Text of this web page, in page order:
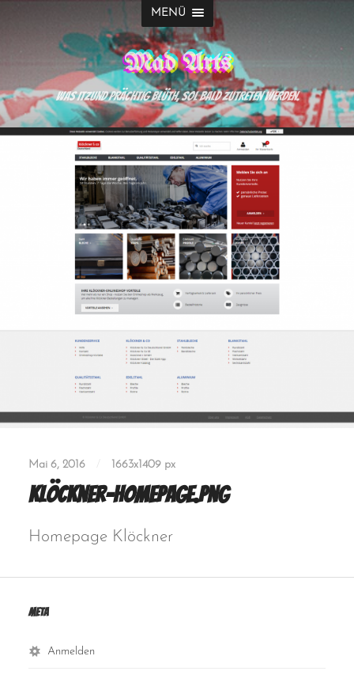
MENÜ
Mad Arts
Was itzund prächtig blüth, sol bald zutreten werden.
Mai 6, 2016 1663x1409 px
klöckner-homepage.png
Homepage Klöckner
Meta
Anmelden